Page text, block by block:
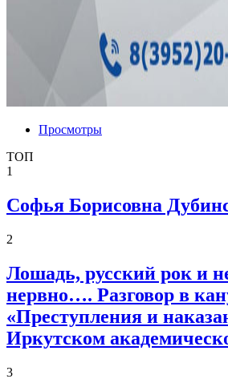
Просмотры
ТОП
1
Софья Борисовна
2
Лошадь, русский рок и
нервно…. Разговор в
«Преступления и
Иркутском
3